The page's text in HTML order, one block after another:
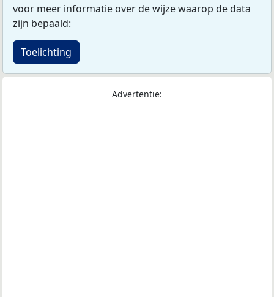
voor meer informatie over de wijze waarop de data
zijn bepaald:
Toelichting
Advertentie: